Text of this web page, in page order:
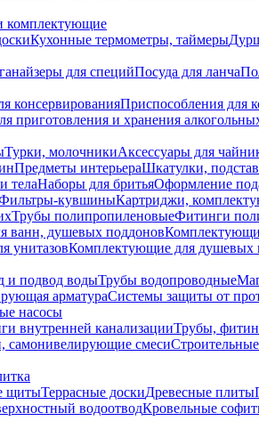
комплектующие
Кухонные термометры, таймеры
для специйПосуда для ланча
консервированияПриспособления для
приготовления и хранения
Турки, молочникиАксессуары для
Предметы интерьераШкатулки,
телаНаборы для бритьяОформление
кувшиныКартриджи,
Трубы полипропиленовыеФитинги
ванн, душевых поддонов
унитазовКомплектующие для душевых
и подвод водыТрубы водопроводные
арматураСистемы защиты от
насосы
внутренней канализацииТрубы,
самонивелирующие смеси
щитыТеррасные доскиДревесные плиты
водоотводКровельные